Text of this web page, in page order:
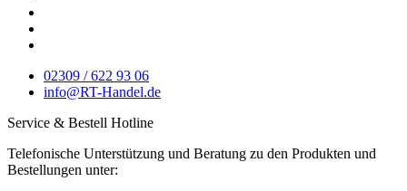
02309 / 622 93 06
info@RT-Handel.de
Service & Bestell Hotline
Telefonische Unterstützung und Beratung zu den Produkten und
Bestellungen unter: